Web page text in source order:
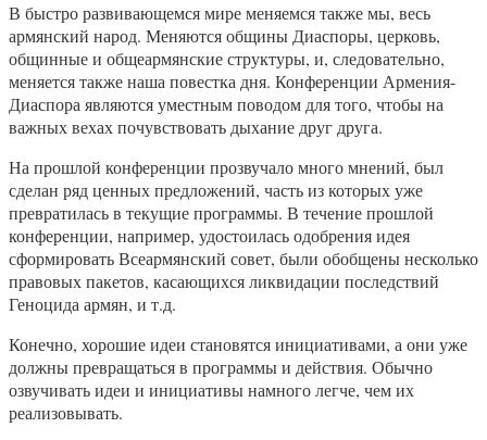
В быстро развивающемся мире меняемся также мы, весь
армянский народ. Меняются общины Диаспоры, церковь,
общинные и общеармянские структуры, и, следовательно,
меняется также наша повестка дня. Конференции Армения-
Диаспора являются уместным поводом для того, чтобы на
важных вехах почувствовать дыхание друг друга.
На прошлой конференции прозвучало много мнений, был
сделан ряд ценных предложений, часть из которых уже
превратилась в текущие программы. В течение прошлой
конференции, например, удостоилась одобрения идея
сформировать Всеармянский совет, были обобщены несколько
правовых пакетов, касающихся ликвидации последствий
Геноцида армян, и т.д.
Конечно, хорошие идеи становятся инициативами, а они уже
должны превращаться в программы и действия. Обычно
озвучивать идеи и инициативы намного легче, чем их
реализовывать.